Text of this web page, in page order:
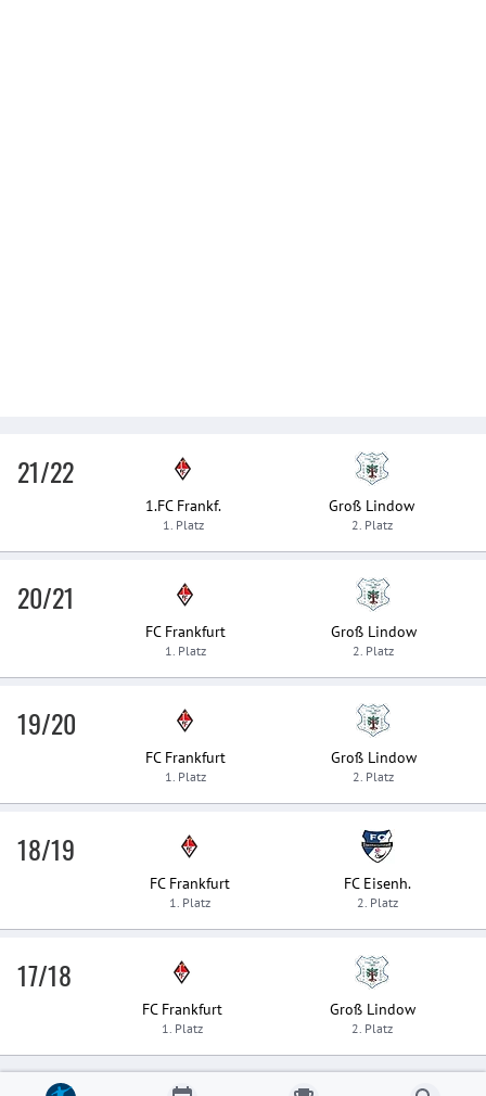
21/22
1.FC Frankf.
1. Platz
Groß Lindow
2. Platz
20/21
FC Frankfurt
1. Platz
Groß Lindow
2. Platz
19/20
FC Frankfurt
1. Platz
Groß Lindow
2. Platz
18/19
FC Frankfurt
1. Platz
FC Eisenh.
2. Platz
17/18
FC Frankfurt
1. Platz
Groß Lindow
2. Platz